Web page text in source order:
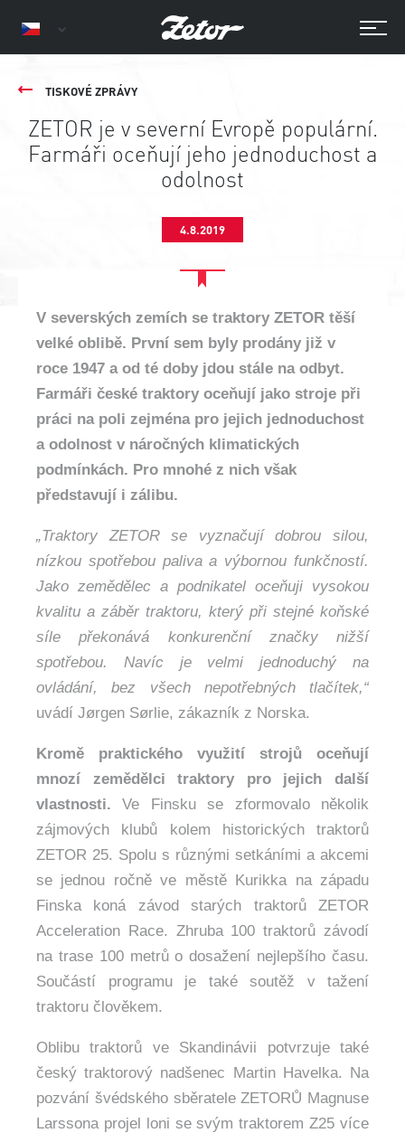
TISKOVÉ ZPRÁVY
ZETOR je v severní Evropě populární.
Farmáři oceňují jeho jednoduchost a
odolnost
4.8.2019
V severských zemích se traktory ZETOR těší
velké oblibě. První sem byly prodány již v
roce 1947 a od té doby jdou stále na odbyt.
Farmáři české traktory oceňují jako stroje při
práci na poli zejména pro jejich jednoduchost
a odolnost v náročných klimatických
podmínkách. Pro mnohé z nich však
představují i zálibu.
„Traktory ZETOR se vyznačují dobrou silou,
nízkou spotřebou paliva a výbornou funkčností.
Jako zemědělec a podnikatel oceňuji vysokou
kvalitu a záběr traktoru, který při stejné koňské
síle překonává konkurenční značky nižší
spotřebou. Navíc je velmi jednoduchý na
ovládání, bez všech nepotřebných tlačítek,“
uvádí Jørgen Sørlie, zákazník z Norska.
Kromě praktického využití strojů oceňují
mnozí zemědělci traktory pro jejich další
vlastnosti. Ve Finsku se zformovalo několik
zájmových klubů kolem historických traktorů
ZETOR 25. Spolu s různými setkáními a akcemi
se jednou ročně ve městě Kurikka na západu
Finska koná závod starých traktorů ZETOR
Acceleration Race. Zhruba 100 traktorů závodí
na trase 100 metrů o dosažení nejlepšího času.
Součástí programu je také soutěž v tažení
traktoru člověkem.
Oblibu traktorů ve Skandinávii potvrzuje také
český traktorový nadšenec Martin Havelka. Na
pozvání švédského sběratele ZETORŮ Magnuse
Larssona projel loni se svým traktorem Z25 více